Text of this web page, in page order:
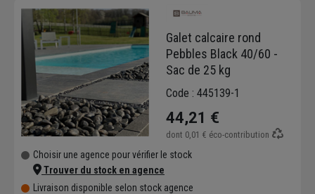
Galet calcaire rond
Pebbles Black 40/60 -
Sac de 25 kg
Code : 445139-1
44,21 €
dont 0,01 € éco-contribution
Choisir une agence pour vérifier le stock
Trouver du stock en agence
Livraison disponible selon stock agence